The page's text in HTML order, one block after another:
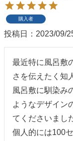
購入者
投稿日 2023/09/
最近特に風呂敷
さを伝えたく知
風呂敷に馴染み
ようなデザイン
てくださいまし
個人的には100